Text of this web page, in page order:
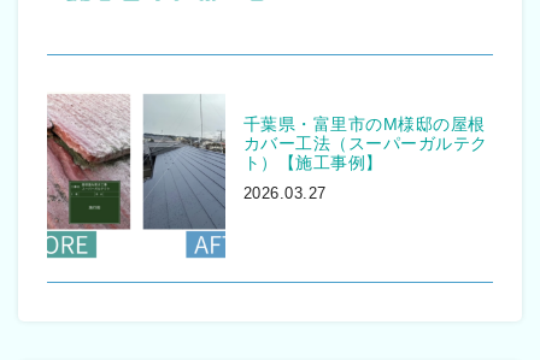
千葉県・富里市のM様邸の屋根
カバー工法（スーパーガルテク
ト）【施工事例】
2026.03.27